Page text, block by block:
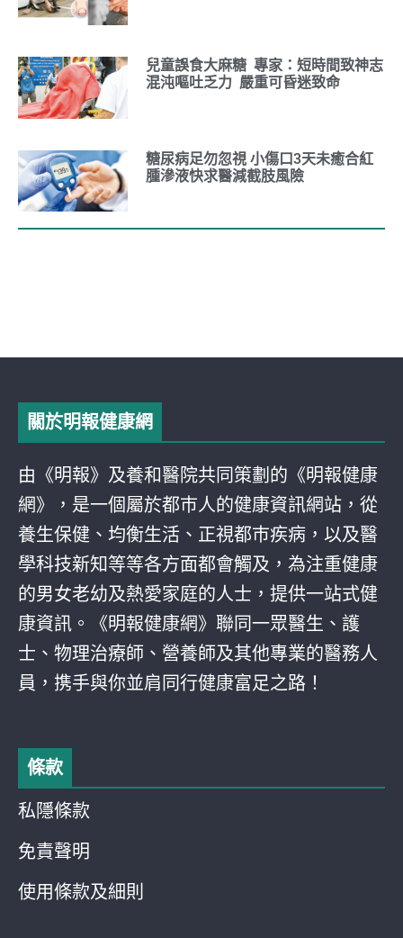
兒童誤食大麻糖 專家：短時間致神志
混沌嘔吐乏力 嚴重可昏迷致命
糖尿病足勿忽視 小傷口3天未癒合紅
腫滲液快求醫減截肢風險
關於明報健康網
由《明報》及養和醫院共同策劃的《明報健康
網》，是一個屬於都巿人的健康資訊網站，從
養生保健、均衡生活、正視都巿疾病，以及醫
學科技新知等等各方面都會觸及，為注重健康
的男女老幼及熱愛家庭的人士，提供一站式健
康資訊。《明報健康網》聯同一眾醫生、護
士、物理治療師、營養師及其他專業的醫務人
員，携手與你並肩同行健康富足之路！
條款
私隱條款
免責聲明
使用條款及細則